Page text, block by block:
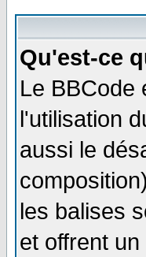
Qu'est-ce
Le BBCode
l'utilisation
aussi le
les balises
et offrent